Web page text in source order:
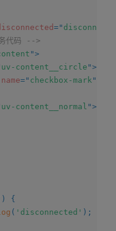
="
代码 -->
">
uv-content__circle ">
name=" checkbox-mark "
uv-content__normal ">
)
{
( 'disconnected' ) ;